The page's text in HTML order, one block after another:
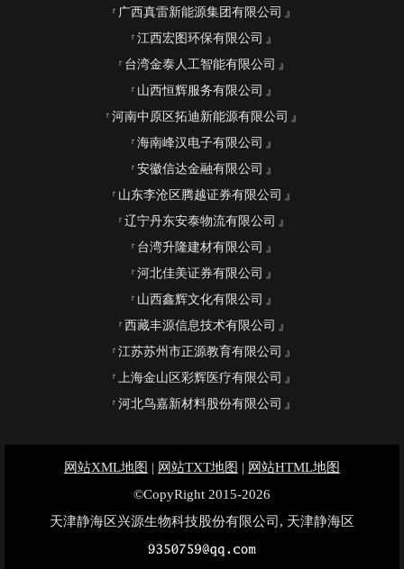
广西真雷新能源集团有限公司
江西宏图环保有限公司
台湾金泰人工智能有限公司
山西恒辉服务有限公司
河南中原区拓迪新能源有限公司
海南峰汉电子有限公司
安徽信达金融有限公司
山东李沧区腾越证券有限公司
辽宁丹东安泰物流有限公司
台湾升隆建材有限公司
河北佳美证券有限公司
山西鑫辉文化有限公司
西藏丰源信息技术有限公司
江苏苏州市正源教育有限公司
上海金山区彩辉医疗有限公司
河北鸟嘉新材料股份有限公司
网站XML地图 | 网站TXT地图 | 网站HTML地图
©CopyRight 2015-2026
天津静海区兴源生物科技股份有限公司, 天津静海区